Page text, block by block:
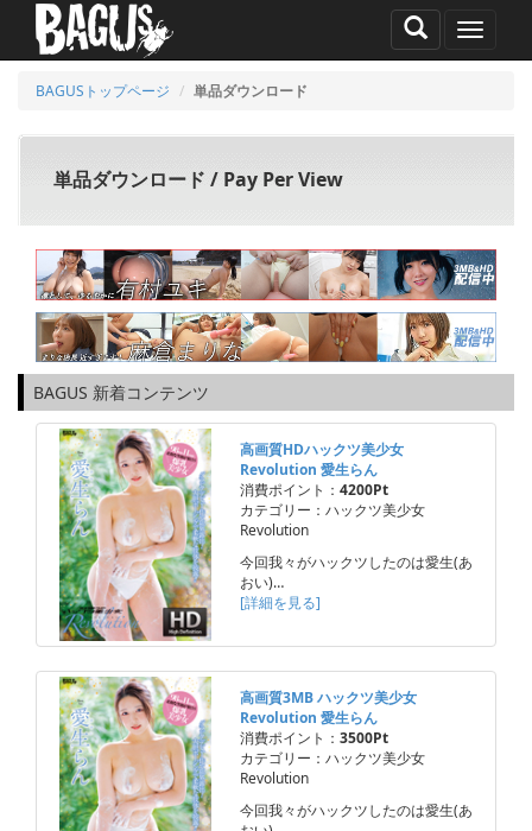
MENU
BAGUSトップページ 単品ダウンロード
単品ダウンロード / Pay Per View
BAGUS 新着コンテンツ
高画質HDハックツ美少女
Revolution 愛生らん
消費ポイント： 4200Pt
カテゴリー：ハックツ美少女
Revolution
今回我々がハックツしたのは愛生(あ
おい)…
[詳細を見る]
高画質3MB ハックツ美少女
Revolution 愛生らん
消費ポイント： 3500Pt
カテゴリー：ハックツ美少女
Revolution
今回我々がハックツしたのは愛生(あ